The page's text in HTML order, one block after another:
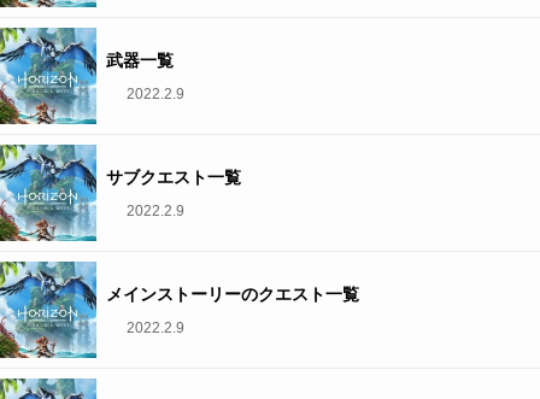
武器一覧
2022.2.9
サブクエスト一覧
2022.2.9
メインストーリーのクエスト一覧
2022.2.9